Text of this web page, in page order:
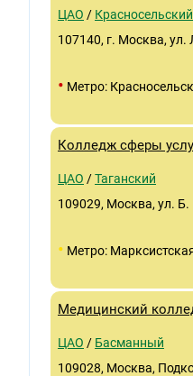
ЦАО / Красносельский
107140, г. Москва, ул.
• Метро:
Колледж сферы
ЦАО /Таганский
109029, Москва, ул. Б.
• Метро:
Медицинский
ЦАО / Басманный
109028, Москва,